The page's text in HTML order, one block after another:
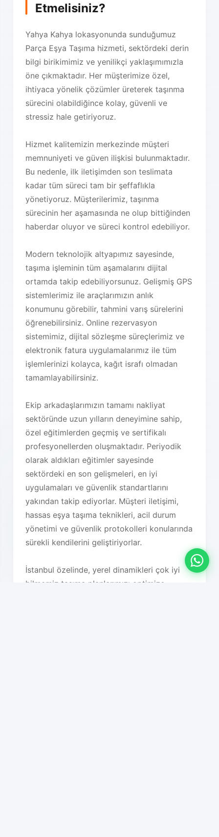
Etmelisiniz?
Yahya Kahya lokasyonunda sunduğumuz
Parça Eşya Taşıma hizmeti, sektördeki derin
bilgi birikimimiz ve yenilikçi yaklaşımımızla
öne çıkmaktadır. Her müşterimize özel,
ihtiyaca yönelik çözümler üreterek taşınma
sürecini olabildiğince kolay, güvenli ve
stressiz hale getiriyoruz.
Hizmet kalitemizin merkezinde müşteri
memnuniyeti ve güven ilişkisi bulunmaktadır.
Bu nedenle, ilk iletişimden son teslimata
kadar tüm süreci tam bir şeffaflıkla
yönetiyoruz. Müşterilerimiz, taşınma
sürecinin her aşamasında ne olup bittiğinden
haberdar oluyor ve süreci kontrol edebiliyor.
Modern teknolojik altyapımız sayesinde,
taşıma işleminin tüm aşamalarını dijital
ortamda takip edebiliyorsunuz. Gelişmiş GPS
sistemlerimiz ile araçlarımızın anlık
konumunu görebilir, tahmini varış sürelerini
öğrenebilirsiniz. Online rezervasyon
sistemimiz, dijital sözleşme süreçlerimiz ve
elektronik fatura uygulamalarımız ile tüm
işlemlerinizi kolayca, kağıt israfı olmadan
tamamlayabilirsiniz.
Ekip arkadaşlarımızın tamamı nakliyat
sektöründe uzun yılların deneyimine sahip,
özel eğitimlerden geçmiş ve sertifikalı
profesyonellerden oluşmaktadır. Periyodik
olarak aldıkları eğitimler sayesinde
sektördeki en son gelişmeleri, en iyi
uygulamaları ve güvenlik standartlarını
yakından takip ediyorlar. Müşteri iletişimi,
hassas eşya taşıma teknikleri, acil durum
yönetimi ve güvenlik protokolleri konularında
sürekli kendilerini geliştiriyorlar.
İstanbul özelinde, yerel dinamikleri çok iyi
bilmemiz taşıma planlarımızı optimize